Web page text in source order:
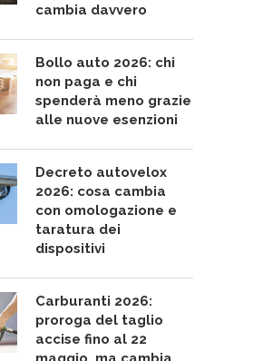
cambia davvero
Bollo auto 2026: chi
non paga e chi
spenderà meno grazie
alle nuove esenzioni
Decreto autovelox
2026: cosa cambia
con omologazione e
taratura dei
dispositivi
Carburanti 2026:
proroga del taglio
accise fino al 22